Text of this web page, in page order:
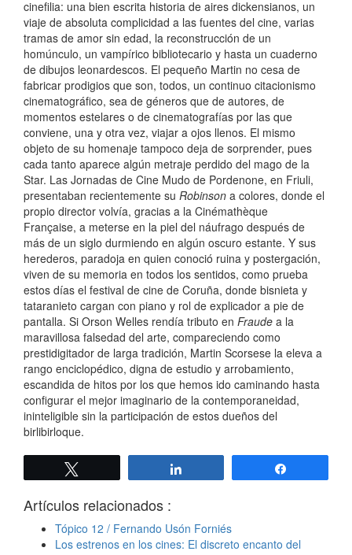
cinefilia: una bien escrita historia de aires dickensianos, un
viaje de absoluta complicidad a las fuentes del cine, varias
tramas de amor sin edad, la reconstrucción de un
homúnculo, un vampírico bibliotecario y hasta un cuaderno
de dibujos leonardescos. El pequeño Martin no cesa de
fabricar prodigios que son, todos, un continuo citacionismo
cinematográfico, sea de géneros que de autores, de
momentos estelares o de cinematografías por las que
conviene, una y otra vez, viajar a ojos llenos. El mismo
objeto de su homenaje tampoco deja de sorprender, pues
cada tanto aparece algún metraje perdido del mago de la
Star. Las Jornadas de Cine Mudo de Pordenone, en Friuli,
presentaban recientemente su Robinson a colores, donde el
propio director volvía, gracias a la Cinémathèque
Française, a meterse en la piel del náufrago después de
más de un siglo durmiendo en algún oscuro estante. Y sus
herederos, paradoja en quien conoció ruina y postergación,
viven de su memoria en todos los sentidos, como prueba
estos días el festival de cine de Coruña, donde bisnieta y
tataranieto cargan con piano y rol de explicador a pie de
pantalla. Si Orson Welles rendía tributo en Fraude a la
maravillosa falsedad del arte, compareciendo como
prestidigitador de larga tradición, Martin Scorsese la eleva a
rango enciclopédico, digna de estudio y arrobamiento,
escandida de hitos por los que hemos ido caminando hasta
configurar el mejor imaginario de la contemporaneidad,
ininteligible sin la participación de estos dueños del
birlibirloque.
Artículos relacionados :
Tópico 12 / Fernando Usón Forniés
Los estrenos en los cines: El discreto encanto del